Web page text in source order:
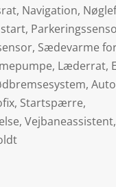
Navigation,
Sædevarme
Læderrat,
Startspærre,